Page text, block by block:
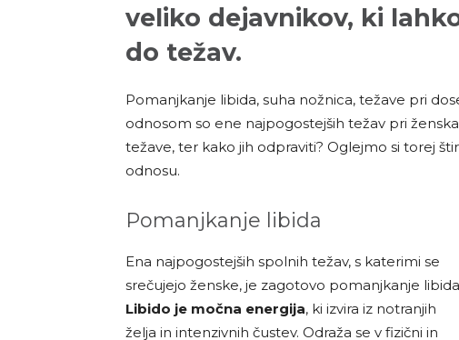
veliko dejavnikov, ki
do težav.
Pomanjkanje libida, suha nožnica, težave pri
odnosom so ene najpogostejših težav pri
težave, ter kako jih odpraviti? Oglejmo si torej
odnosu.
Pomanjkanje libida
Ena najpogostejših spolnih težav, s katerimi se
srečujejo ženske, je zagotovo pomanjkanje
Libido je močna energija, ki izvira iz notranjih
želja in intenzivnih čustev. Odraža se v fizični in